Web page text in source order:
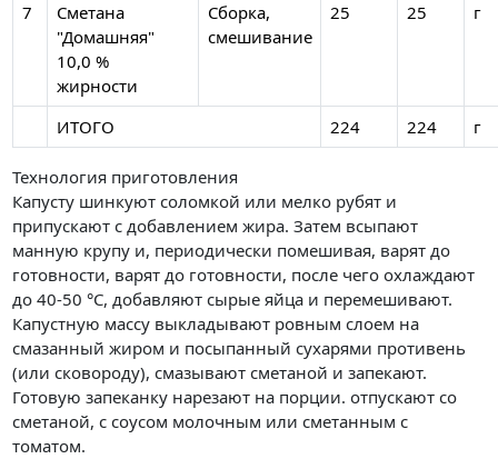
7
Сметана
"Домашняя"
10,0 %
жирности
Сборка,
смешивание
25 25 г
ИТОГО 224 224 г
Технология приготовления
Капусту шинкуют соломкой или мелко рубят и
припускают с добавлением жира. Затем всыпают
манную крупу и, периодически помешивая, варят до
готовности, варят до готовности, после чего охлаждают
до 40-50 °C, добавляют сырые яйца и перемешивают.
Капустную массу выкладывают ровным слоем на
смазанный жиром и посыпанный сухарями противень
(или сковороду), смазывают сметаной и запекают.
Готовую запеканку нарезают на порции. отпускают со
сметаной, с соусом молочным или сметанным с
томатом.